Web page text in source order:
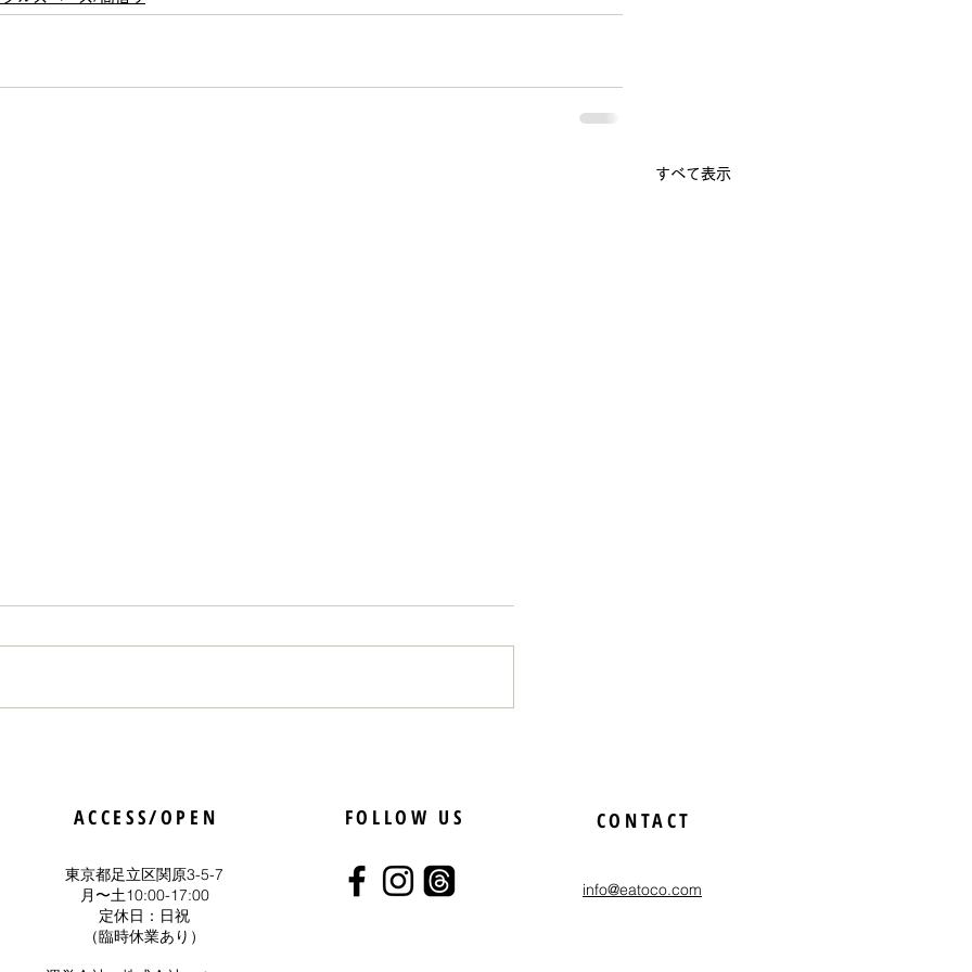
すべて表示
らったお話
ACCESS/OPEN FOLLOW US CONTACT
東京都足立区関原3-5-7
​月〜土10:00-17:00
定休日：日祝
（臨時休業あり）
info@eatoco.com